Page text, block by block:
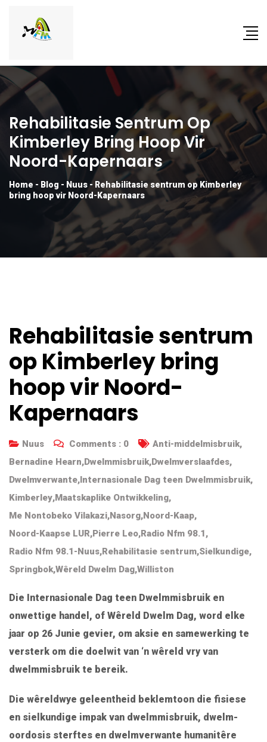
Rehabilitasie Sentrum Op
Kimberley Bring Hoop Vir
Noord-Kapernaars
Home - Blog - Nuus- Rehabilitasie sentrum op Kimberley
bring hoop vir Noord-Kapernaars
Rehabilitasie sentrum
op Kimberley bring
hoop vir Noord-
Kapernaars
Nuus Comments : 0 Anti-middelmisbruik,
Bernadine Hearn,Dwelmmisbruik,Dwelmverslaafdes,
Dwelmverwante,Internasionale Dag teen Dwelmmisbruik,
Kimberley,Maatskaplike Ontwikkeling,
Me Nontobeko Vilakazi,Nasorg,Noord-Kaap,
Noord-Kaapse LUR,Pierre Leo,Radio Nfm 98.1,
Radio Nfm 98.1-Nuus,Rehabilitasie sentrum,Sielkundige,
Springbok,Wêreld Dwelm Dag,Williston
Die Internasionale Dag teen Dwelmmisbruik en
onwettige handel, of Wêreld Dwelm Dag, word elke
jaar op 26 Junie gevier, om aksie en samewerking te
versterk om die doelwit van ‘n wêreld vry van
dwelmmisbruik te bereik.
Die wêreldwye geleentheid beklemtoon die fisiese
en sielkundige impak van dwelmmisbruik, dwelm-
oordosis sterftes en dwelmverwante humanitêre